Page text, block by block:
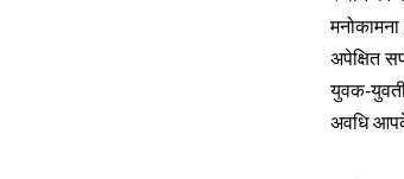
अपेक्षित
युवक-
अवधि